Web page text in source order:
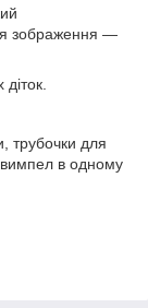
зображення —
трубочки для
вимпел в одному